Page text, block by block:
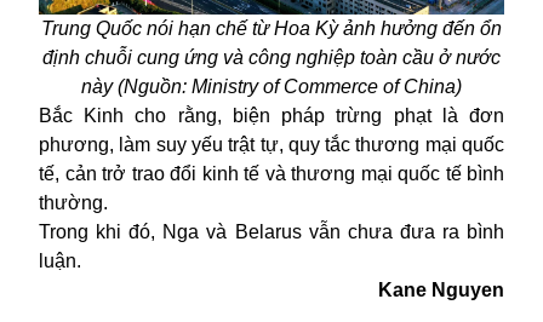
Trung Quốc nói hạn chế từ Hoa Kỳ ảnh hưởng đến ổn
định chuỗi cung ứng và công nghiệp toàn cầu ở nước
này (Nguồn: Ministry of Commerce of China)
Bắc Kinh cho rằng, biện pháp trừng phạt là đơn
phương, làm suy yếu trật tự, quy tắc thương mại quốc
tế, cản trở trao đổi kinh tế và thương mại quốc tế bình
thường.
Trong khi đó, Nga và Belarus vẫn chưa đưa ra bình
luận.
Kane Nguyen